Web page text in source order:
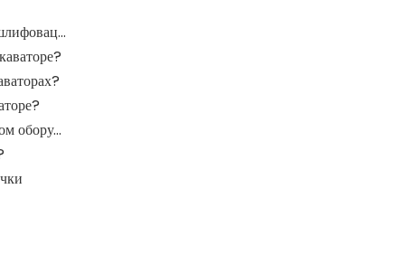
Какова функция шлифовальных рулонов в мельнице шлифовации?
Где крупные подшипники применяются в механическом оборудовании?